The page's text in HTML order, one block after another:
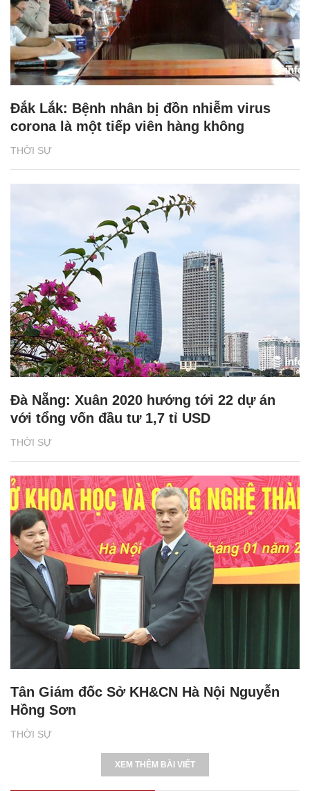
THỜI SỰ
Đắk Lắk: Bệnh nhân bị đồn nhiễm virus
corona là một tiếp viên hàng không
THỜI SỰ
Đà Nẵng: Xuân 2020 hướng tới 22 dự án
với tổng vốn đầu tư 1,7 tỉ USD
THỜI SỰ
Tân Giám đốc Sở KH&CN Hà Nội Nguyễn
Hồng Sơn
XEM THÊM BÀI VIẾT